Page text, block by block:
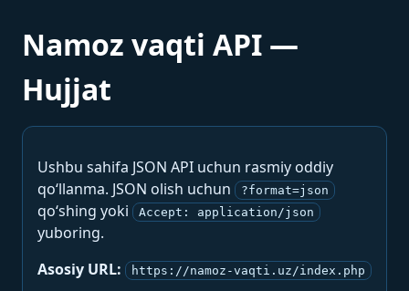
Namoz vaqti API —
Hujjat
Ushbu sahifa JSON API uchun rasmiy oddiy
qo‘llanma. JSON olish uchun
?format=json
qo‘shing yoki Accept: application/json
yuboring.
Asosiy URL:
https://namoz-vaqti.uz/index.php